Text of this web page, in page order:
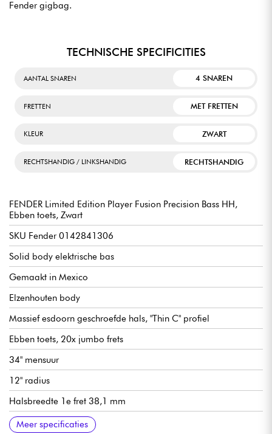
Fender gigbag.
TECHNISCHE SPECIFICITIES
AANTAL SNAREN 4 SNAREN
FRETTEN MET FRETTEN
KLEUR ZWART
RECHTSHANDIG / LINKSHANDIG RECHTSHANDIG
FENDER Limited Edition Player Fusion Precision Bass HH,
Ebben toets, Zwart
SKU Fender 0142841306
Solid body elektrische bas
Gemaakt in Mexico
Elzenhouten body
Massief esdoorn geschroefde hals, "Thin C" profiel
Ebben toets, 20x jumbo frets
34" mensuur
12" radius
Halsbreedte 1e fret 38,1 mm
Fender Fireball® Bass Humbucking dubbele spoel pickups
Hoofdvolume
Hoofdtoon
Pickup mixer
Fender 4-Saddle HiMass™ Vintage-stijl bas brug
Fender Tapered-Shaft stemmechanieken
Synthetisch been kam
Hoogglans body afwerking
Satijnen hals
Verkocht met Fender gigbag
Meer specificaties